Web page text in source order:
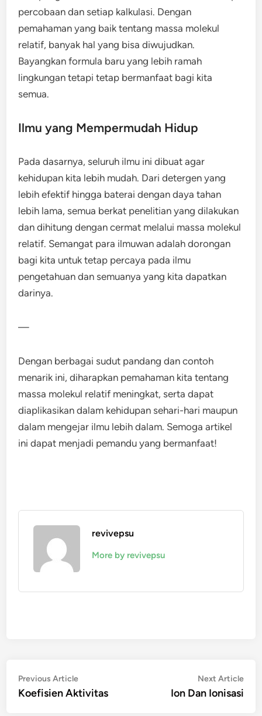
percobaan dan setiap kalkulasi. Dengan
pemahaman yang baik tentang massa molekul
relatif, banyak hal yang bisa diwujudkan.
Bayangkan formula baru yang lebih ramah
lingkungan tetapi tetap bermanfaat bagi kita
semua.
Ilmu yang Mempermudah Hidup
Pada dasarnya, seluruh ilmu ini dibuat agar
kehidupan kita lebih mudah. Dari detergen yang
lebih efektif hingga baterai dengan daya tahan
lebih lama, semua berkat penelitian yang dilakukan
dan dihitung dengan cermat melalui massa molekul
relatif. Semangat para ilmuwan adalah dorongan
bagi kita untuk tetap percaya pada ilmu
pengetahuan dan semuanya yang kita dapatkan
darinya.
—
Dengan berbagai sudut pandang dan contoh
menarik ini, diharapkan pemahaman kita tentang
massa molekul relatif meningkat, serta dapat
diaplikasikan dalam kehidupan sehari-hari maupun
dalam mengejar ilmu lebih dalam. Semoga artikel
ini dapat menjadi pemandu yang bermanfaat!
revivepsu
More by revivepsu
Navigasi
pos
Previous ArticlePrevious
article:
Koefisien Aktivitas
Next Article
Ion Dan Ionisasi